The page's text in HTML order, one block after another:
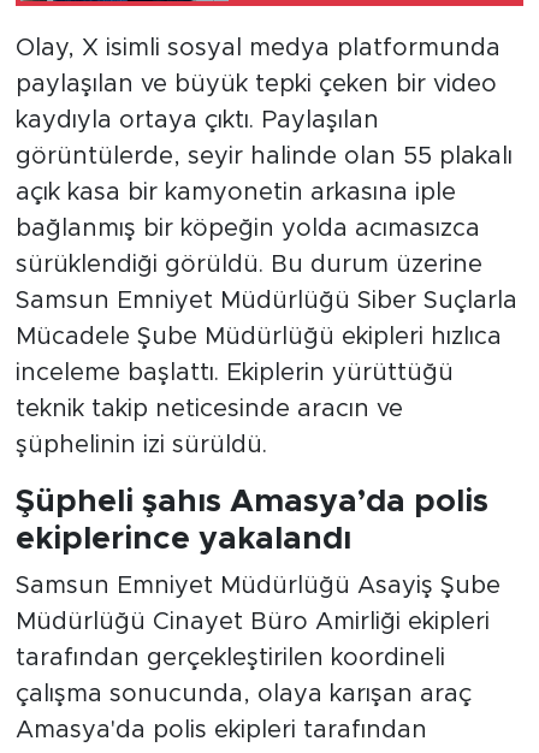
Olay, X isimli sosyal medya platformunda
paylaşılan ve büyük tepki çeken bir video
kaydıyla ortaya çıktı. Paylaşılan
görüntülerde, seyir halinde olan 55 plakalı
açık kasa bir kamyonetin arkasına iple
bağlanmış bir köpeğin yolda acımasızca
sürüklendiği görüldü. Bu durum üzerine
Samsun Emniyet Müdürlüğü Siber Suçlarla
Mücadele Şube Müdürlüğü ekipleri hızlıca
inceleme başlattı. Ekiplerin yürüttüğü
teknik takip neticesinde aracın ve
şüphelinin izi sürüldü.
Şüpheli şahıs Amasya’da polis
ekiplerince yakalandı
Samsun Emniyet Müdürlüğü Asayiş Şube
Müdürlüğü Cinayet Büro Amirliği ekipleri
tarafından gerçekleştirilen koordineli
çalışma sonucunda, olaya karışan araç
Amasya'da polis ekipleri tarafından